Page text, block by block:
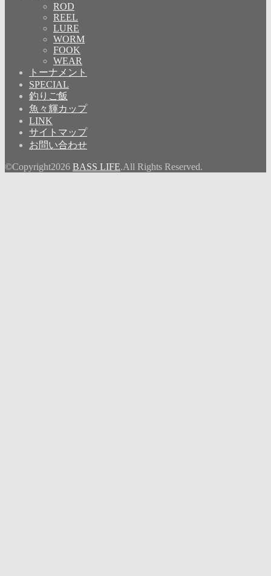
ROD
REEL
LURE
WORM
FOOK
WEAR
トーナメント
SPECIAL
釣りご飯
魚々輝カップ
LINK
サイトマップ
お問い合わせ
©Copyright2026 BASS LIFE.All Rights Reserved.